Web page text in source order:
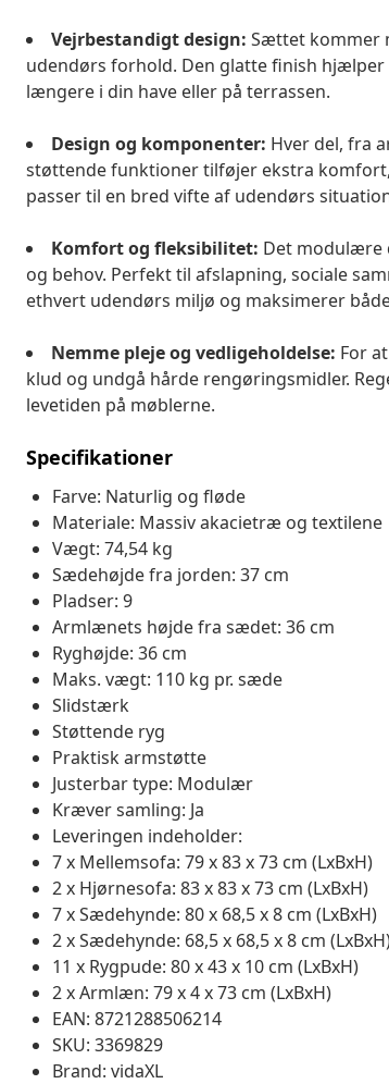
Vejrbestandigt design: Sættet kommer
udendørs forhold. Den glatte finish
længere i din have eller på terrassen.
Design og komponenter: Hver del, fra
støttende funktioner tilføjer ekstra
passer til en bred vifte af udendørs
Komfort og fleksibilitet: Det modulære
og behov. Perfekt til afslapning, sociale
ethvert udendørs miljø og maksimerer
Nemme pleje og vedligeholdelse: For
klud og undgå hårde rengøringsmidler.
levetiden på møblerne.
Specifikationer
Farve: Naturlig og fløde
Materiale: Massiv akacietræ og textilene
Vægt: 74,54 kg
Sædehøjde fra jorden: 37 cm
Pladser: 9
Armlænets højde fra sædet: 36 cm
Ryghøjde: 36 cm
Maks. vægt: 110 kg pr. sæde
Slidstærk
Støttende ryg
Praktisk armstøtte
Justerbar type: Modulær
Kræver samling: Ja
Leveringen indeholder:
7 x Mellemsofa: 79 x 83 x 73 cm (LxBxH)
2 x Hjørnesofa: 83 x 83 x 73 cm (LxBxH)
7 x Sædehynde: 80 x 68,5 x 8 cm (LxBxH)
2 x Sædehynde: 68,5 x 68,5 x 8 cm
11 x Rygpude: 80 x 43 x 10 cm (LxBxH)
2 x Armlæn: 79 x 4 x 73 cm (LxBxH)
EAN: 8721288506214
SKU: 3369829
Brand: vidaXL